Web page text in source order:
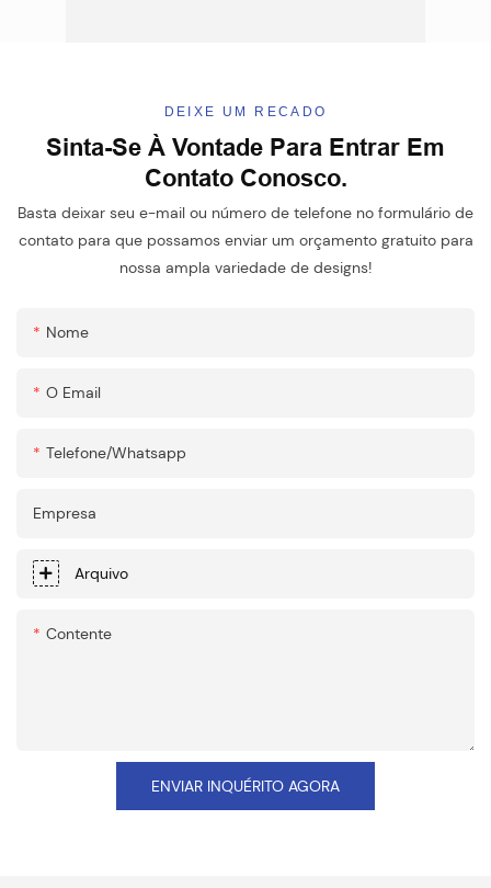
DEIXE UM RECADO
Sinta-Se À Vontade Para Entrar Em
Contato Conosco.
Basta deixar seu e-mail ou número de telefone no formulário de
contato para que possamos enviar um orçamento gratuito para
nossa ampla variedade de designs!
Nome
O Email
Telefone/whatsapp
Empresa
Arquivo
Contente
ENVIAR INQUÉRITO AGORA